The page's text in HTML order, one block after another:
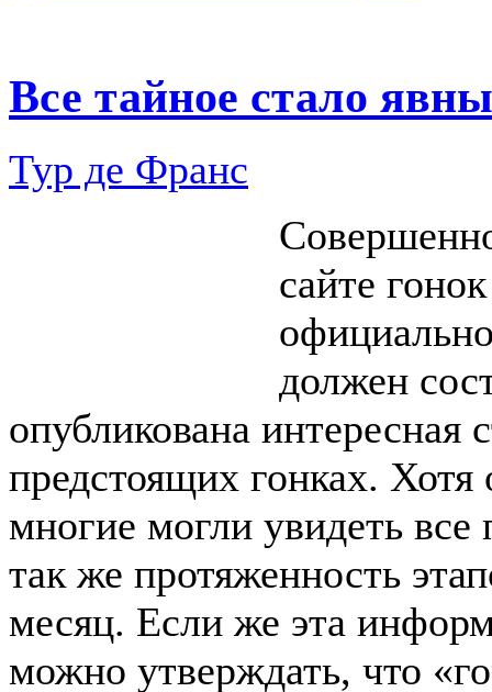
Все тайное стало
Тур де Франс
сайте
должен
опубликована интересная
предстоящих гонках. Хотя
многие могли увидеть
так же протяженность
месяц. Если же эта
можно утверждать, что